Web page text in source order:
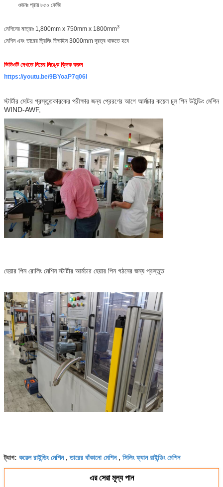
ওজনঃ প্রায় ৮৫০ কেজি
মেশিনের মাত্রাঃ 1,800mm x 750mm x 1800mm3
মেশিন এবং তারের ড্রিলিং ডিভাইস 3000mm দূরত্ব থাকতে হবে
ভিডিওটি দেখতে নিচের লিঙ্কে ক্লিক করুন
https://youtu.be/9BYoaP7q06I
স্টার্টার মোটর প্রস্তুতকারকের পরীক্ষার জন্য প্রেরণের আগে আর্মচার কয়েল চুল পিন উইন্ডিং মেশিন
WIND-AWF,
হেয়ার পিন রোলিং মেশিন স্টার্টার আর্মচার হেয়ার পিন গঠনের জন্য প্রস্তুত
ট্যাগ: কয়েল রাইন্ডিং মেশিন,তারের বাঁকানো মেশিন, সিলিং ফ্যান রাইন্ডিং মেশিন
এর সেরা মূল্য পান